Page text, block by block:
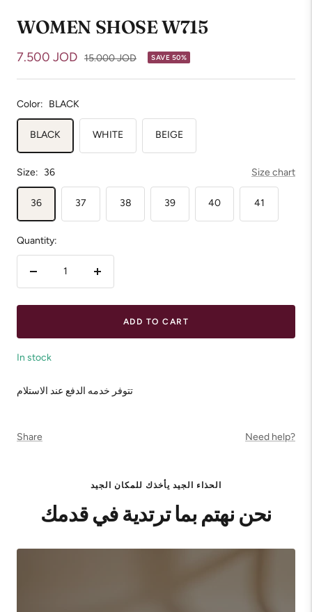
WOMEN SHOSE W715
Sale
price
7.500 JOD Regular
15.000 JOD SAVE 50%
Color: BLACK
BLACK WHITE BEIGE
Size: 36 Size chart
36 37 38 39 40 41
Quantity:
Increase
ADD TO CART
In stock
تتوفر خدمه الدفع عند الاستلام
Share Need help?
الحذاء الجيد يأخذك للمكان الجيد
نحن نهتم بما ترتدية في قدمك